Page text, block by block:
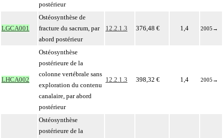
postérieur
LGCA001
Ostéosynthèse de
fracture du sacrum, par
abord postérieur
12.2.1.3 376,48 € 1,4 2005 →
LHCA002
Ostéosynthèse
postérieure de la
colonne vertébrale sans
exploration du contenu
canalaire, par abord
postérieur
12.2.1.3 398,32 € 1,4 2005 →
Ostéosynthèse
postérieure de la